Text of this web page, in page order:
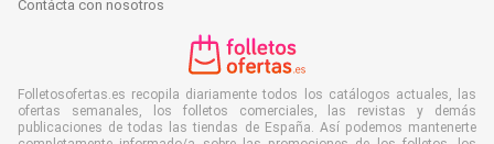
Contácta con nosotros
Folletosofertas.es recopila diariamente todos los catálogos actuales, las
ofertas semanales, los folletos comerciales, las revistas y demás
publicaciones de todas las tiendas de España. Así podemos mantenerte